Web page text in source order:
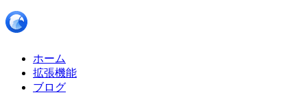
ホーム
拡張機能
ブログ